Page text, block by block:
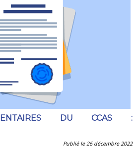
DU CCAS :
Publié le 26 décembre 2022